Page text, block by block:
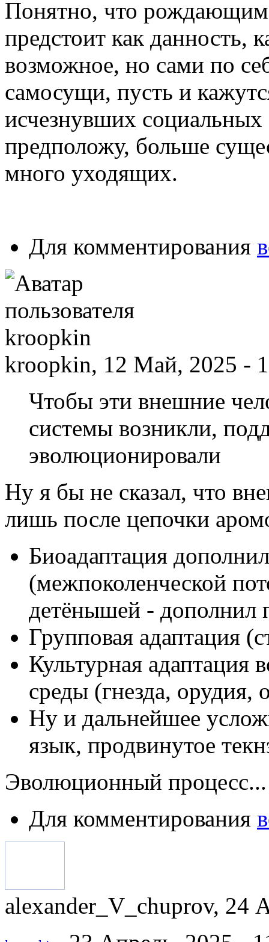
Понятно, что
предстоит как данность,
возможное, но сами по
самосущи, пусть и
исчезнувших социальных
предположу, больше
много уходящих.
Для комментирования
kroopkin, 12 Май, 2025 -
Чтобы эти внешние
системы возникли,
эволюционировали
Ну я бы не сказал, что
лишь после цепочки
Биоадаптация
(межпоколенческой
детёнышей - дополнил
Групповая адаптация
Культурная адаптация
среды (гнезда, орудия,
Ну и дальнейшее
язык, продвинутое
Эволюционный процесс...
Для комментирования
alexander_V_chuprov, 24